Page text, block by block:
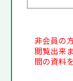
非会員の
閲覧出来
間の資料